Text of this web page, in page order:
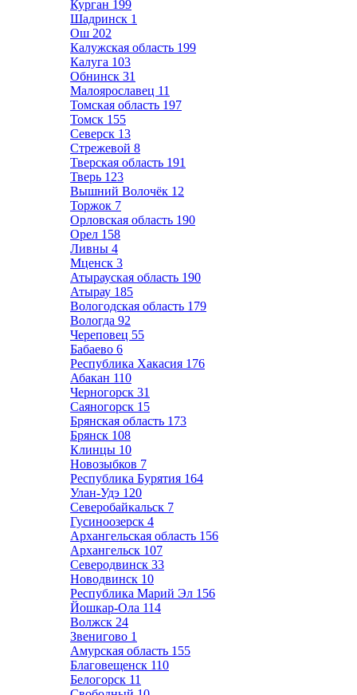
Курган 199
Шадринск 1
Ош 202
Калужская область 199
Калуга 103
Обнинск 31
Малоярославец 11
Томская область 197
Томск 155
Северск 13
Стрежевой 8
Тверская область 191
Тверь 123
Вышний Волочёк 12
Торжок 7
Орловская область 190
Орел 158
Ливны 4
Мценск 3
Атырауская область 190
Атырау 185
Вологодская область 179
Вологда 92
Череповец 55
Бабаево 6
Республика Хакасия 176
Абакан 110
Черногорск 31
Саяногорск 15
Брянская область 173
Брянск 108
Клинцы 10
Новозыбков 7
Республика Бурятия 164
Улан-Удэ 120
Северобайкальск 7
Гусиноозерск 4
Архангельская область 156
Архангельск 107
Северодвинск 33
Новодвинск 10
Республика Марий Эл 156
Йошкар-Ола 114
Волжск 24
Звенигово 1
Амурская область 155
Благовещенск 110
Белогорск 11